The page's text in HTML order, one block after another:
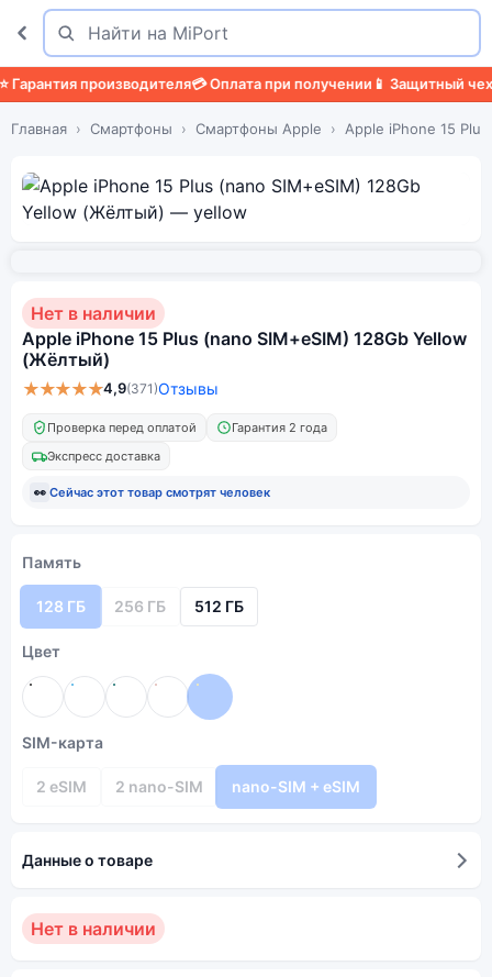
Поиск
Найти
производителя💳 Оплата при получении📱 Защитный чехол
Главная Смартфоны Смартфоны Apple Apple iPhone 15 Plus
Нет в наличии
Apple iPhone 15 Plus (nano SIM+eSIM) 128Gb Yellow
(Жёлтый)
★★★★★4,9(371)Отзывы
Проверка перед оплатой
Гарантия 2 года
Экспресс доставка
👀 Сейчас этот товар смотрят человек
Память
128 ГБ 256 ГБ 512 ГБ
Цвет
SIM-карта
2 eSIM 2 nano-SIM nano-SIM + eSIM
Данные о товаре
Нет в наличии